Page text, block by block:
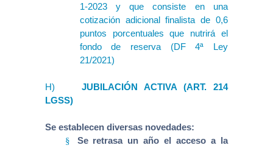
1-2023 y que consiste en una
cotización adicional finalista de 0,6
puntos porcentuales que nutrirá el
fondo de reserva (DF 4ª Ley
21/2021)
H) JUBILACIÓN ACTIVA (ART. 214
LGSS)
Se establecen diversas novedades:
§
Se retrasa un año el acceso a la